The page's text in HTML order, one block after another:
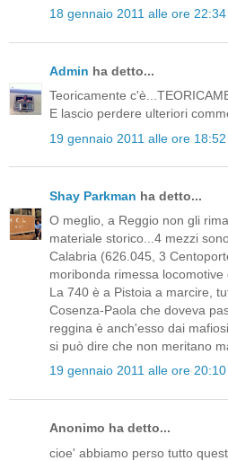
18 gennaio 2011 alle ore 22:34
Admin ha detto...
Teoricamente
E lascio perdere ulteriori
19 gennaio 2011 alle ore 18:52
Shay Parkman ha detto...
O meglio, a Reggio non gli
materiale storico...4 mezzi
Calabria (626.045, 3
moribonda rimessa locomotive
La 740 è a Pistoia a marcire,
Cosenza-Paola che doveva
reggina è anch'esso dai
si può dire che non meritano
19 gennaio 2011 alle ore 20:10
Anonimo ha detto...
cioe' abbiamo perso tutto